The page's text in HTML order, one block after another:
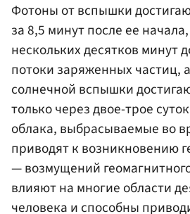
Фотоны от вспышки
за 8,5 минут после ее
нескольких десятков минут
потоки заряженных частиц,
солнечной вспышки
только через двое-трое
облака, выбрасываемые во
приводят к возникновению
— возмущений
влияют на многие области
человека и способны